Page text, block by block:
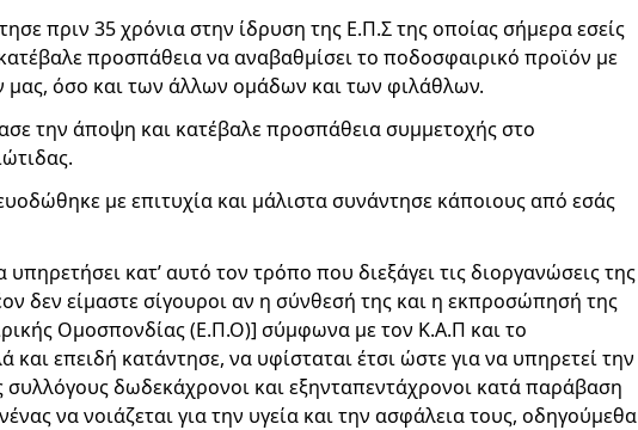
πριν 35 χρόνια στην ίδρυση της Ε.Π.Σ της οποίας σήμερα εσείς
προσπάθεια να αναβαθμίσει το ποδοσφαιρικό προϊόν με
όσο και των άλλων ομάδων και των φιλάθλων.
την άποψη και κατέβαλε προσπάθεια συμμετοχής στο
με επιτυχία και μάλιστα συνάντησε κάποιους από εσάς
κατ’ αυτό τον τρόπο που διεξάγει τις διοργανώσεις της
δεν είμαστε σίγουροι αν η σύνθεσή της και η εκπροσώπησή της
Ομοσπονδίας (Ε.Π.Ο)] σύμφωνα με τον Κ.Α.Π και το
και επειδή κατάντησε, να υφίσταται έτσι ώστε για να υπηρετεί την
συλλόγους δωδεκάχρονοι και εξηνταπεντάχρονοι κατά παράβαση
να νοιάζεται για την υγεία και την ασφάλεια τους, οδηγούμεθα